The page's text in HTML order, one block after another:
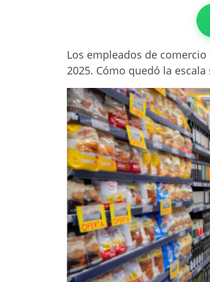
Los empleados de
2025. Cómo quedó la escala